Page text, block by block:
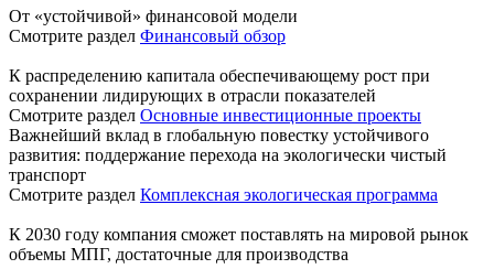
От «устойчивой» финансовой модели
Смотрите раздел Финансовый обзор
К распределению капитала обеспечивающему рост при
сохранении лидирующих в отрасли показателей
Смотрите раздел Основные инвестиционные проекты
Важнейший вклад в глобальную повестку устойчивого
развития: поддержание перехода на экологически чистый
транспорт
Смотрите раздел Комплексная экологическая программа
К 2030 году компания сможет поставлять на мировой рынок
объемы МПГ, достаточные для производства